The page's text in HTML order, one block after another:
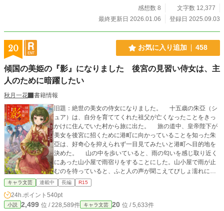
感想数 8
文字数 12,377
最終更新日 2026.01.06
登録日 2025.09.03
20 お気に入り追加 458
傾国の美姫の『影』になりました 後宮の見習い侍女は、主
人のために暗躍したい
秋月一花
書籍情報
旧題：絶世の美女の侍女になりました。 十五歳の朱亞（シ
ュア）は、自分を育ててくれた祖父が亡くなったことをきっ
かけに住んでいた村から旅に出た。 旅の道中、皇帝陛下が
美女を後宮に招くために港町に向かっていることを知った朱
亞は、好奇心を抑えられず一目見てみたいと港町へ目的地を
決めた。 山の中を歩いていると、雨の匂いを感じ取り近く
にあった山小屋で雨宿りをすることにした。山小屋で雨が止
むのを待っていると、ふと人の声が聞こえてびしょ濡れにな
ってしまった女性を招き入れる。 女性の名は桜綾（ヨウリ
ン）。彼女こそが、皇帝陛下が自ら迎えに行った絶世の美女
であった。 しかし、彼女は後宮に行きたくない様子。 と
ころが皇帝陛下が山小屋で彼女を見つけてしまい、一緒にい
キャラ文芸 連載中 長編 R15
24h.ポイント 540pt
小説 2,499 位 / 228,589件 キャラ文芸 20 位 / 5,633件